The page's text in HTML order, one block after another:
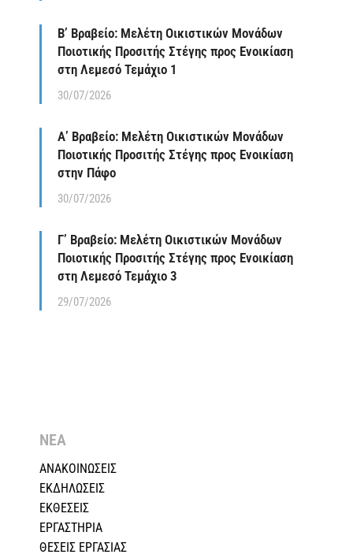
Β’ Βραβείο: Μελέτη Οικιστικών Μονάδων
Ποιοτικής Προσιτής Στέγης προς Ενοικίαση
στη Λεμεσό Τεμάχιο 1
30/07/2026
Α’ Βραβείο: Μελέτη Οικιστικών Μονάδων
Ποιοτικής Προσιτής Στέγης προς Ενοικίαση
στην Πάφο
30/07/2026
Γ’ Βραβείο: Μελέτη Οικιστικών Μονάδων
Ποιοτικής Προσιτής Στέγης προς Ενοικίαση
στη Λεμεσό Τεμάχιο 3
29/07/2026
ΝΕΑ
ΑΝΑΚΟΙΝΩΣΕΙΣ
ΕΚΔΗΛΩΣΕΙΣ
ΕΚΘΕΣΕΙΣ
ΕΡΓΑΣΤΗΡΙΑ
ΘΕΣΕΙΣ ΕΡΓΑΣΙΑΣ